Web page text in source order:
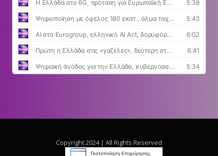
Copyright 2024 | All Rights Reserved